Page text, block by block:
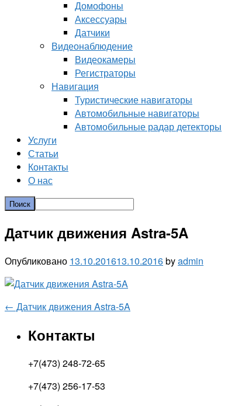
Домофоны
Аксессуары
Датчики
Видеонаблюдение
Видеокамеры
Регистраторы
Навигация
Туристические навигаторы
Автомобильные навигаторы
Автомобильные радар детекторы
Услуги
Статьи
Контакты
О нас
Датчик движения Astra-5A
Опубликовано 13.10.201613.10.2016byadmin
Post
navigation
← Датчик движения Astra-5A
Контакты
+7(473) 248-72-65
+7(473) 256-17-53